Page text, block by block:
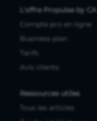
L'offre Propulse by CA
Compte pro en ligne
Business plan
Tarifs
Avis clients
Ressources utiles
Tous les articles